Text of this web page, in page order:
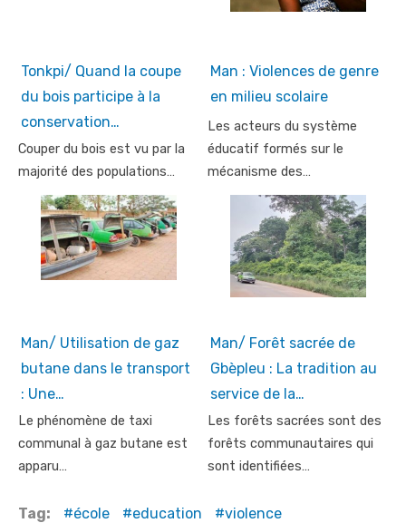
Tonkpi/ Quand la coupe
du bois participe à la
conservation…
Couper du bois est vu par la
majorité des populations…
Man : Violences de genre
en milieu scolaire
Les acteurs du système
éducatif formés sur le
mécanisme des…
Man/ Utilisation de gaz
butane dans le transport
: Une…
Le phénomène de taxi
communal à gaz butane est
apparu…
Man/ Forêt sacrée de
Gbèpleu : La tradition au
service de la…
Les forêts sacrées sont des
forêts communautaires qui
sont identifiées…
Tag: école education violence